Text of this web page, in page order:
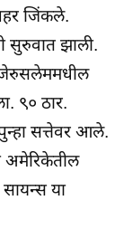
शहर जिंकले.
सुरुवात झाली.
जेरुसलेममधील
९० ठार.
सत्तेवर आले.
अमेरिकेतील
या